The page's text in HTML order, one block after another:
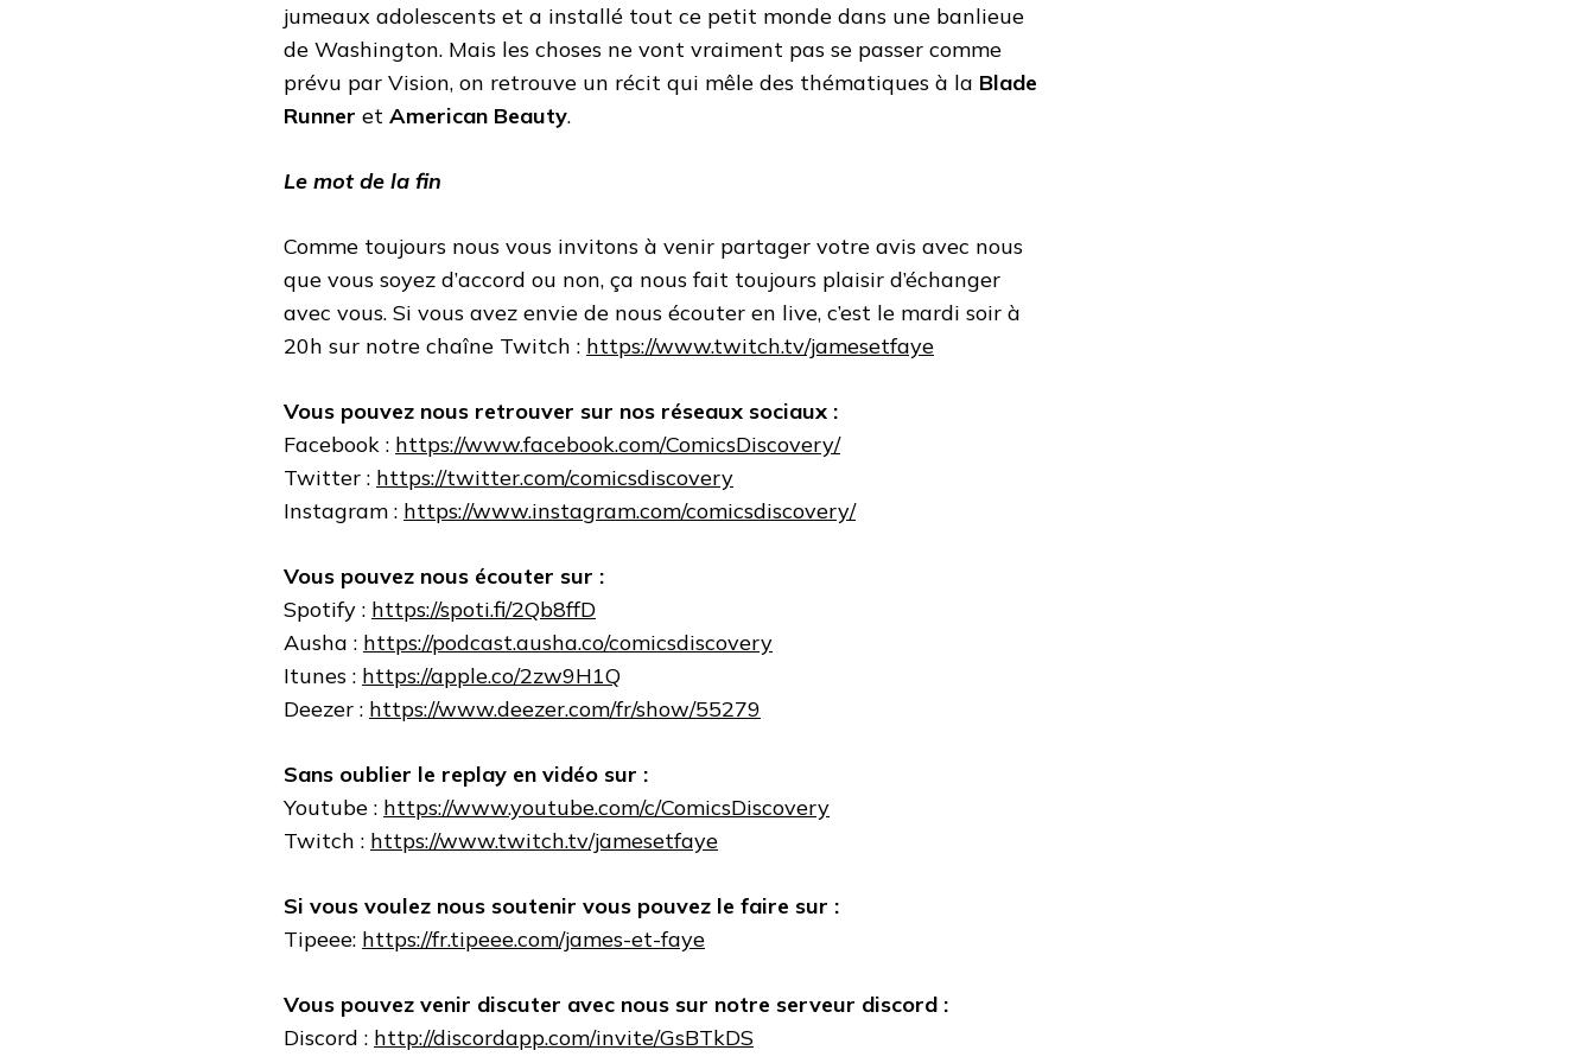
jumeaux adolescents et a installé tout ce petit monde dans une banlieue
de Washington. Mais les choses ne vont vraiment pas se passer comme
prévu par Vision, on retrouve un récit qui mêle des thématiques à la Blade
Runner et American Beauty.
Le mot de la fin
Comme toujours nous vous invitons à venir partager votre avis avec nous
que vous soyez d’accord ou non, ça nous fait toujours plaisir d’échanger
avec vous. Si vous avez envie de nous écouter en live, c’est le mardi soir à
20h sur notre chaîne Twitch : https://www.twitch.tv/jamesetfaye
Vous pouvez nous retrouver sur nos réseaux sociaux :
Facebook : https://www.facebook.com/ComicsDiscovery/
Twitter : https://twitter.com/comicsdiscovery
Instagram : https://www.instagram.com/comicsdiscovery/
Vous pouvez nous écouter sur :
Spotify : https://spoti.fi/2Qb8ffD
Ausha : https://podcast.ausha.co/comicsdiscovery
Itunes : https://apple.co/2zw9H1Q
Deezer : https://www.deezer.com/fr/show/55279
Sans oublier le replay en vidéo sur :
Youtube : https://www.youtube.com/c/ComicsDiscovery
Twitch : https://www.twitch.tv/jamesetfaye
Si vous voulez nous soutenir vous pouvez le faire sur :
Tipeee: https://fr.tipeee.com/james-et-faye
Vous pouvez venir discuter avec nous sur notre serveur discord :
Discord : http://discordapp.com/invite/GsBTkDS